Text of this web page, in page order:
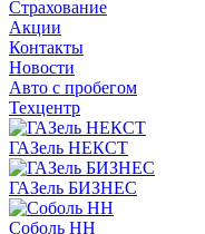
Страхование
Акции
Контакты
Новости
Авто с пробегом
Техцентр
ГАЗель НЕКСТ
ГАЗель БИЗНЕС
Соболь НН